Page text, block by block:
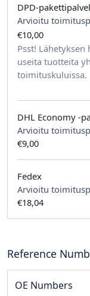
DPD-
Arvioitu
€10,00
Psst!
useita tuotteita
toimituskuluissa.
DHL Economy -
Arvioitu
€9,00
Fedex
Arvioitu
€18,04
Reference
OE Numbers